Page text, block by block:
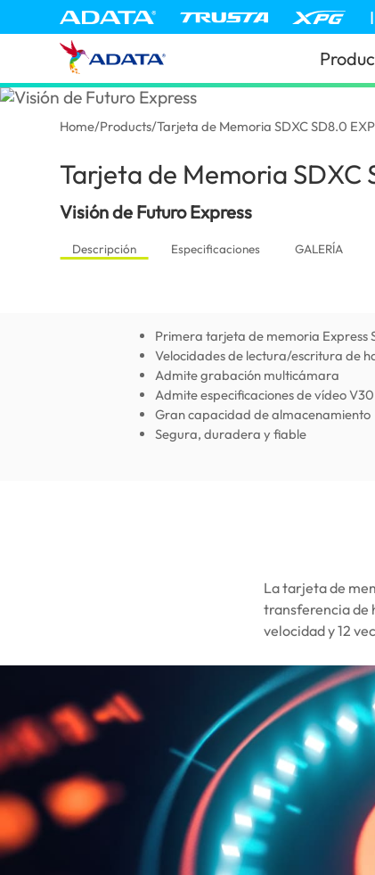
Home/Products/Tarjeta de Memoria SDXC SD8.0
Tarjeta de Memoria SDXC
Visión de Futuro Express
Descripción Especificaciones GALERÍA
Primera tarjeta de memoria Express
Velocidades de lectura/escritura de
Admite grabación multicámara
Admite especificaciones de vídeo V30
Gran capacidad de almacenamiento
Segura, duradera y fiable
La tarjeta de
transferencia de
velocidad y 12